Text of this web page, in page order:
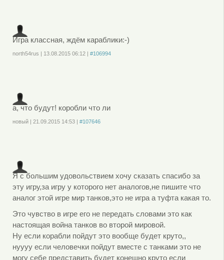
Игра классная, ждём караблики:-)
north54rus | 13.08.2015 06:12| #106994
а, что будут! коробли что ли
новый| 21.09.2015 14:53| #107646
Я с большим удовольствием хочу сказать спасибо за
эту игру,за игру у которого нет аналогов,не пишите что
аналог этой игре мир танков,это не игра а туфта какая то.
Это чувство в игре его не передать словами это как
настоящая война танков во второй мировой.
Ну если корабли пойдут это вообще будет круто,,
нуууу если человечки пойдут вместе с танками это не
могу себе представить будет конешно круто если